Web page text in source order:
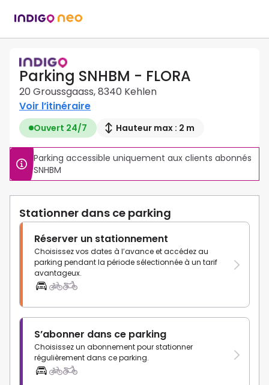
Parking SNHBM - FLORA
20 Groussgaass, 8340 Kehlen
Voir l’itinéraire
Ouvert 24/7 Hauteur max : 2 m
Parking accessible uniquement aux clients abonnés
SNHBM
Stationner dans ce parking
Réserver un stationnement
Choisissez vos dates à l’avance et accédez au
parking pendant la période sélectionnée à un tarif
avantageux.
S’abonner dans ce parking
Choisissez un abonnement pour stationner
régulièrement dans ce parking.